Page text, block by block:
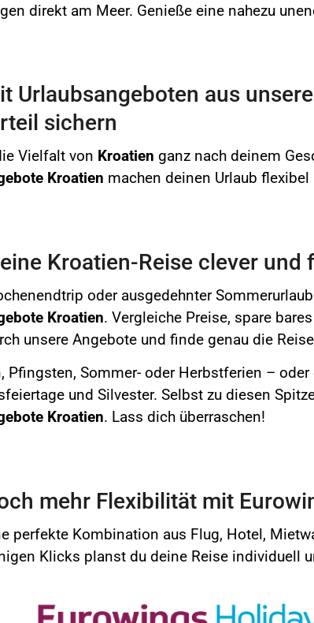
direkt am Meer. Genieße eine nahezu
Urlaubsangeboten aus
sichern
Vielfalt von Kroatien ganz nach deinem
Kroatien machen deinen Urlaub
Kroatien-Reise clever und
oder ausgedehnter
Kroatien. Vergleiche Preise, spare
unsere Angebote und finde genau die
Pfingsten, Sommer- oder Herbstferien –
und Silvester. Selbst zu diesen
Kroatien. Lass dich überraschen!
mehr Flexibilität mit
perfekte Kombination aus Flug, Hotel,
Klicks planst du deine Reise individuell